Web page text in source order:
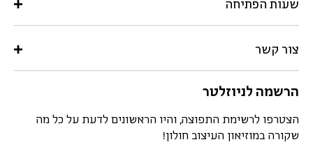
שעות הפתיחה
צור קשר
הרשמה לניוזלטר
הצטרפו לרשימת התפוצה, והיו הראשונים לדעת על כל מה
שקורה במוזיאון העיצוב חולון!